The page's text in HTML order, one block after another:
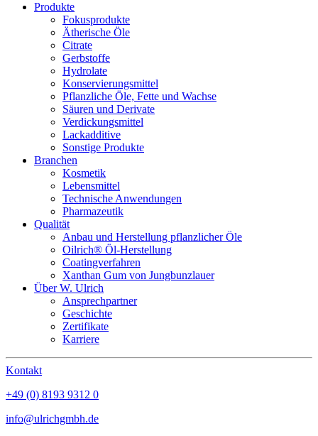
Produkte
Fokusprodukte
Ätherische Öle
Citrate
Gerbstoffe
Hydrolate
Konservierungsmittel
Pflanzliche Öle, Fette und Wachse
Säuren und Derivate
Verdickungsmittel
Lackadditive
Sonstige Produkte
Branchen
Kosmetik
Lebensmittel
Technische Anwendungen
Pharmazeutik
Qualität
Anbau und Herstellung pflanzlicher Öle
Oilrich® Öl-Herstellung
Coatingverfahren
Xanthan Gum von Jungbunzlauer
Über W. Ulrich
Ansprechpartner
Geschichte
Zertifikate
Karriere
Kontakt
+49 (0) 8193 9312 0
info@ulrichgmbh.de